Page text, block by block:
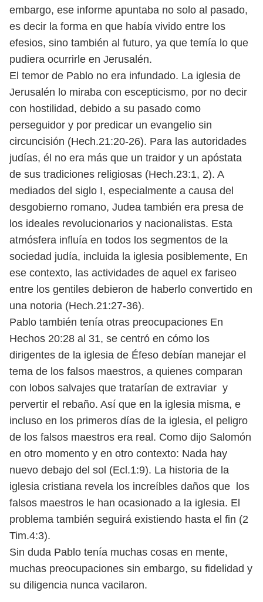
embargo, ese informe apuntaba no solo al pasado,
es decir la forma en que había vivido entre los
efesios, sino también al futuro, ya que temía lo que
pudiera ocurrirle en Jerusalén.
El temor de Pablo no era infundado. La iglesia de
Jerusalén lo miraba con escepticismo, por no decir
con hostilidad, debido a su pasado como
perseguidor y por predicar un evangelio sin
circuncisión (Hech.21:20-26). Para las autoridades
judías, él no era más que un traidor y un apóstata
de sus tradiciones religiosas (Hech.23:1, 2). A
mediados del siglo I, especialmente a causa del
desgobierno romano, Judea también era presa de
los ideales revolucionarios y nacionalistas. Esta
atmósfera influía en todos los segmentos de la
sociedad judía, incluida la iglesia posiblemente, En
ese contexto, las actividades de aquel ex fariseo
entre los gentiles debieron de haberlo convertido en
una notoria (Hech.21:27-36).
Pablo también tenía otras preocupaciones En
Hechos 20:28 al 31, se centró en cómo los
dirigentes de la iglesia de Éfeso debían manejar el
tema de los falsos maestros, a quienes comparan
con lobos salvajes que tratarían de extraviar y
pervertir el rebaño. Así que en la iglesia misma, e
incluso en los primeros días de la iglesia, el peligro
de los falsos maestros era real. Como dijo Salomón
en otro momento y en otro contexto: Nada hay
nuevo debajo del sol (Ecl.1:9). La historia de la
iglesia cristiana revela los increíbles daños que los
falsos maestros le han ocasionado a la iglesia. El
problema también seguirá existiendo hasta el fin (2
Tim.4:3).
Sin duda Pablo tenía muchas cosas en mente,
muchas preocupaciones sin embargo, su fidelidad y
su diligencia nunca vacilaron.